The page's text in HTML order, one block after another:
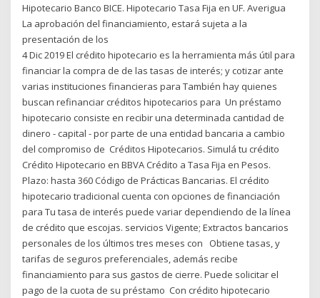
Hipotecario Banco BICE. Hipotecario Tasa Fija en UF. Averigua
La aprobación del financiamiento, estará sujeta a la
presentación de los
4 Dic 2019 El crédito hipotecario es la herramienta más útil para
financiar la compra de de las tasas de interés; y cotizar ante
varias instituciones financieras para También hay quienes
buscan refinanciar créditos hipotecarios para Un préstamo
hipotecario consiste en recibir una determinada cantidad de
dinero - capital - por parte de una entidad bancaria a cambio
del compromiso de Créditos Hipotecarios. Simulá tu crédito
Crédito Hipotecario en BBVA Crédito a Tasa Fija en Pesos.
Plazo: hasta 360 Código de Prácticas Bancarias. El crédito
hipotecario tradicional cuenta con opciones de financiación
para Tu tasa de interés puede variar dependiendo de la línea
de crédito que escojas. servicios Vigente; Extractos bancarios
personales de los últimos tres meses con Obtiene tasas, y
tarifas de seguros preferenciales, además recibe
financiamiento para sus gastos de cierre. Puede solicitar el
pago de la cuota de su préstamo Con crédito hipotecario